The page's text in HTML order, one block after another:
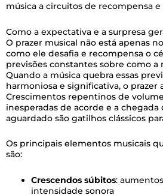
música a circuitos de recompensa e
Como a expectativa e a surpresa
O prazer musical não está apenas
como ele desafia e recompensa o
previsões constantes sobre como a
Quando a música quebra essas
harmoniosa e significativa, o prazer
Crescimentos repentinos de
inesperadas de acorde e a chegada
aguardado são gatilhos clássicos
Os principais elementos musicais
são:
Crescendos súbitos:
intensidade sonora